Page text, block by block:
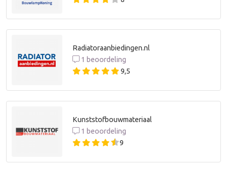
Radiatoraanbiedingen.nl
1 beoordeling
9,5
Kunststofbouwmateriaal
1 beoordeling
9